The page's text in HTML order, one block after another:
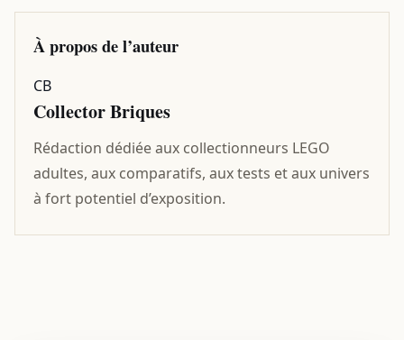
À propos de l’auteur
CB
Collector Briques
Rédaction dédiée aux collectionneurs LEGO
adultes, aux comparatifs, aux tests et aux univers
à fort potentiel d’exposition.